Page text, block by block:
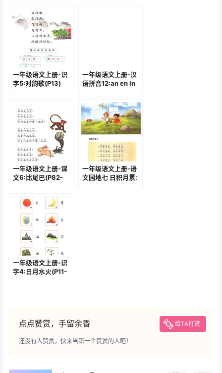
一年级语文上册-识
字5:对韵歌(P13)
一年级语文上册-汉
语拼音12:an en in
一年级语文上册-课
文6:比尾巴(P82-
一年级语文上册-语
文园地七 日积月累:
一年级语文上册-识
字4:日月水火(P11-
点点赞赏，手留余香 给TA打赏
还没有人赞赏，快来当第一个赞赏的人吧！